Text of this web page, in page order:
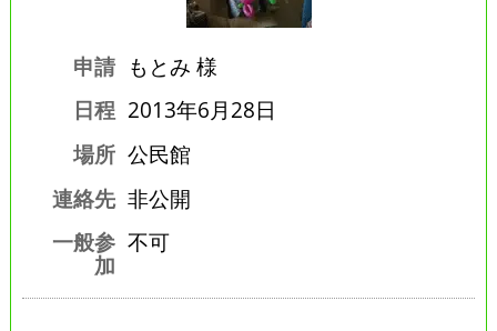
申請 もとみ 様
日程 2013年6月28日
場所 公民館
連絡先 非公開
一般参
加
不可